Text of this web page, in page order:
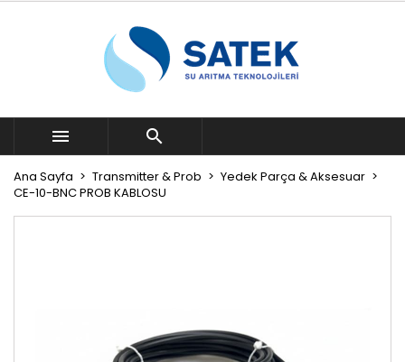
 
Ana Sayfa Transmitter & Prob
Yedek Parça & Aksesuar
CE-10-BNC PROB KABLOSU